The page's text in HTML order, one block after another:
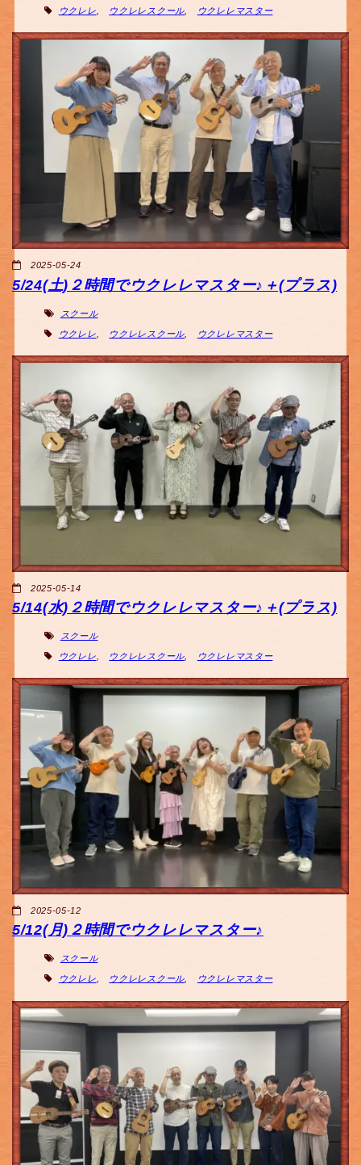
ウクレレ ウクレレスクール, ウクレレマスター
2025-05-24
5/24(土)２時間でウクレレマスター♪＋(プラス)
スクール
ウクレレ ウクレレスクール, ウクレレマスター
2025-05-14
5/14(水)２時間でウクレレマスター♪＋(プラス)
スクール
ウクレレ ウクレレスクール, ウクレレマスター
2025-05-12
5/12(月)２時間でウクレレマスター♪
スクール
ウクレレ, ウクレレスクール, ウクレレマスター